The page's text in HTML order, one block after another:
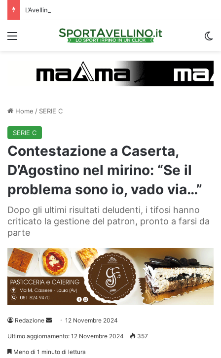
Menu
Home / SERIE C
SERIE C
Contestazione a Caserta,
D’Agostino nel mirino: “Se il
problema sono io, vado via…”
Dopo gli ultimi risultati deludenti, i tifosi hanno
criticato la gestione del patron, pronto a farsi da
parte
Redazione
Invia 12 Novembre 2024
Ultimo aggiornamento: 12 Novembre 2024 357
Meno di 1 minuto di lettura